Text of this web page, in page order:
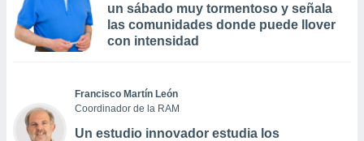
un sábado muy tormentoso y señala
las comunidades donde puede llover
con intensidad
Francisco Martín León
Coordinador de la RAM
Un estudio innovador estudia los